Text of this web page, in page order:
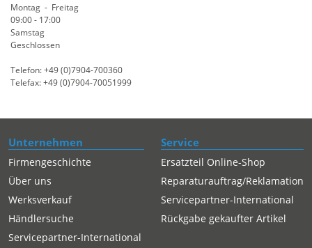
Montag - Freitag
09:00 - 17:00
Samstag
Geschlossen
Telefon: +49 (0)7904-700360
Telefax: +49 (0)7904-70051999
Unternehmen
Firmengeschichte
Über uns
Werksverkauf
Händlersuche
Servicepartner-International
Service
Ersatzteil Online-Shop
Reparaturauftrag/Reklamation
Servicepartner-International
Rückgabe gekaufter Artikel